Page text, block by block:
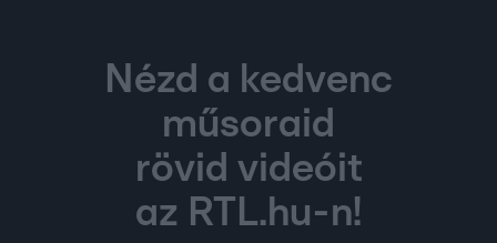
Nézd a kedvenc
műsoraid
rövid videóit
az RTL.hu-n!